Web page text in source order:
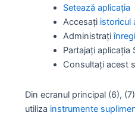
Setează aplicația
Accesați istoricul
Administrați
Partajați aplicația
Consultați acest
Din ecranul principal (6),
utiliza instrumente